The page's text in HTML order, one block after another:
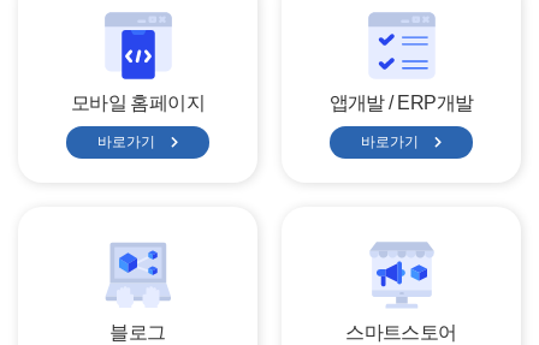
모바일 홈페이지
바로가기
앱개발 / ERP개발
바로가기
블로그 스마트스토어